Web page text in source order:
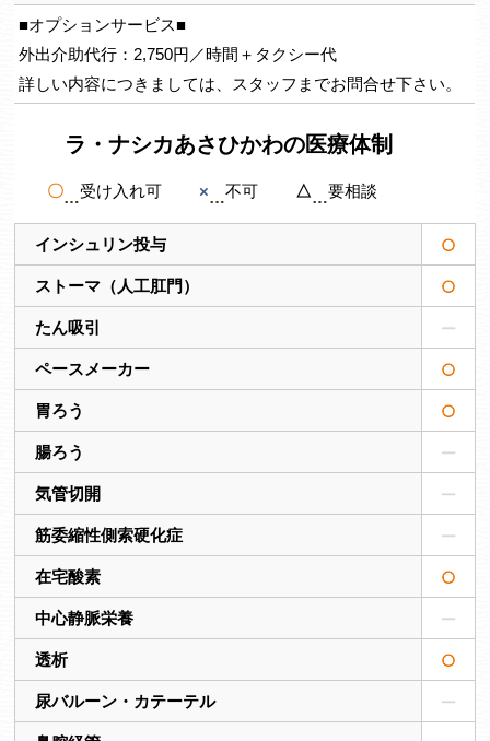
■オプションサービス■
外出介助代行：2,750円／時間＋タクシー代
詳しい内容につきましては、スタッフまでお問合せ下さい。
ラ・ナシカあさひかわの医療体制
〇 受け入れ可 × 不可 △ 要相談
インシュリン投与
ストーマ（人工肛門）
たん吸引
ペースメーカー
胃ろう
腸ろう
気管切開
筋委縮性側索硬化症
在宅酸素
中心静脈栄養
透析
尿バルーン・カテーテル